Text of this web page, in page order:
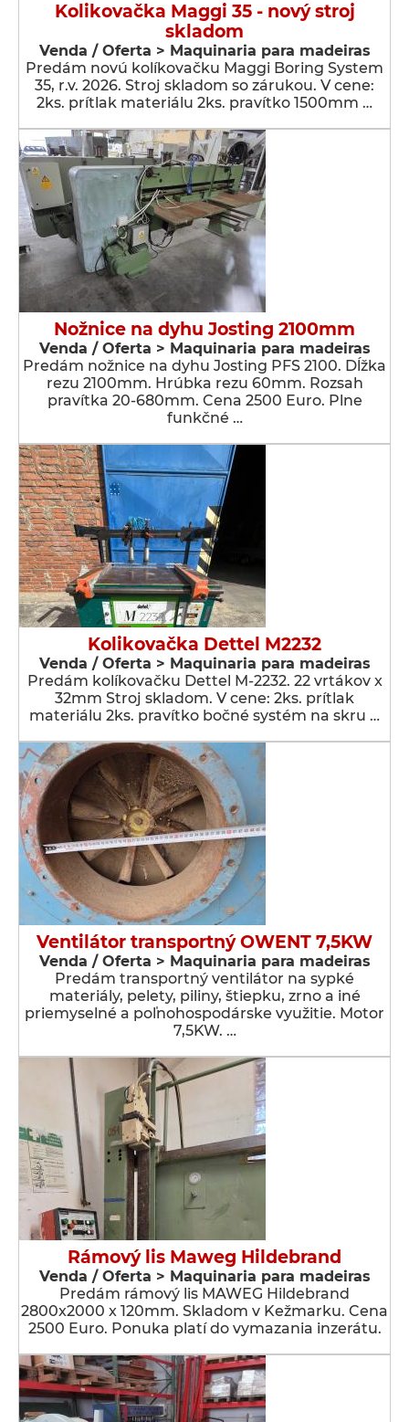
Kolikovačka Maggi 35 - nový stroj
skladom
Venda / Oferta > Maquinaria para madeiras
Predám novú kolíkovačku Maggi Boring System
35, r.v. 2026. Stroj skladom so zárukou. V cene:
2ks. prítlak materiálu 2ks. pravítko 1500mm …
Nožnice na dyhu Josting 2100mm
Venda / Oferta > Maquinaria para madeiras
Predám nožnice na dyhu Josting PFS 2100. Dĺžka
rezu 2100mm. Hrúbka rezu 60mm. Rozsah
pravítka 20-680mm. Cena 2500 Euro. Plne
funkčné …
Kolikovačka Dettel M2232
Venda / Oferta > Maquinaria para madeiras
Predám kolíkovačku Dettel M-2232. 22 vrtákov x
32mm Stroj skladom. V cene: 2ks. prítlak
materiálu 2ks. pravítko bočné systém na skru …
Ventilátor transportný OWENT 7,5KW
Venda / Oferta > Maquinaria para madeiras
Predám transportný ventilátor na sypké
materiály, pelety, piliny, štiepku, zrno a iné
priemyselné a poľnohospodárske využitie. Motor
7,5KW. …
Rámový lis Maweg Hildebrand
Venda / Oferta > Maquinaria para madeiras
Predám rámový lis MAWEG Hildebrand
2800x2000 x 120mm. Skladom v Kežmarku. Cena
2500 Euro. Ponuka platí do vymazania inzerátu.